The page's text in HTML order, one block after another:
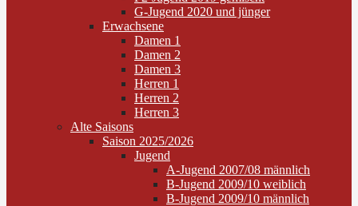
G-Jugend 2020 und jünger
Erwachsene
Damen 1
Damen 2
Damen 3
Herren 1
Herren 2
Herren 3
Alte Saisons
Saison 2025/2026
Jugend
A-Jugend 2007/08 männlich
B-Jugend 2009/10 weiblich
B-Jugend 2009/10 männlich